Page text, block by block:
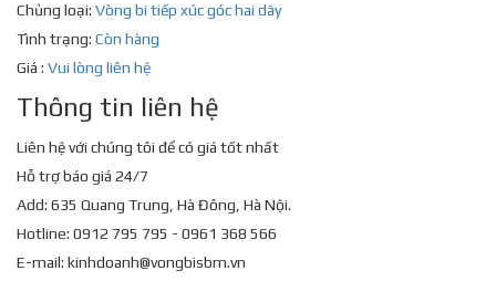
Chủng loại: Vòng bi tiếp xúc góc hai dãy
Tình trạng: Còn hàng
Giá : Vui lòng liên hệ
Thông tin liên hệ
Liên hệ với chúng tôi để có giá tốt nhất
Hỗ trợ báo giá 24/7
Add: 635 Quang Trung, Hà Đông, Hà Nội.
Hotline: 0912 795 795 - 0961 368 566
E-mail: kinhdoanh@vongbisbm.vn